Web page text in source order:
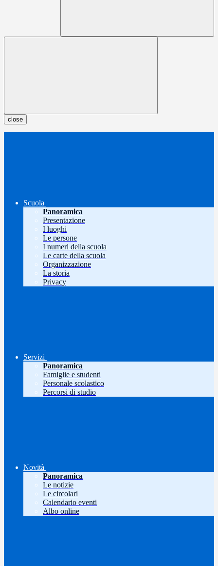
close
Scuola
Panoramica
Presentazione
I luoghi
Le persone
I numeri della scuola
Le carte della scuola
Organizzazione
La storia
Privacy
Servizi
Panoramica
Famiglie e studenti
Personale scolastico
Percorsi di studio
Novità
Panoramica
Le notizie
Le circolari
Calendario eventi
Albo online